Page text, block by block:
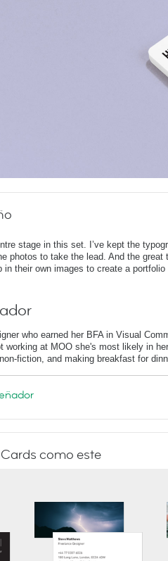
stage in this set. I’ve kept the
photos to take the lead. And the great
in their own images to create a portfolio
who earned her BFA in Visual
working at MOO she's most likely in
fiction, and making breakfast for
como este